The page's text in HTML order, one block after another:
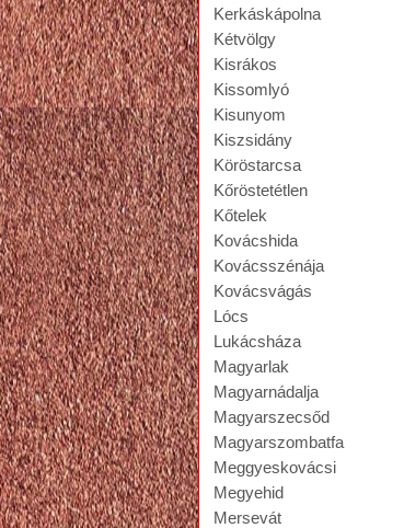
Kerkáskápolna
Kétvölgy
Kisrákos
Kissomlyó
Kisunyom
Kiszsidány
Köröstarcsa
Kőröstetétlen
Kőtelek
Kovácshida
Kovácsszénája
Kovácsvágás
Lócs
Lukácsháza
Magyarlak
Magyarnádalja
Magyarszecsőd
Magyarszombatfa
Meggyeskovácsi
Megyehid
Mersevát